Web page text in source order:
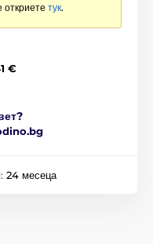
тук.
€
24 месеца